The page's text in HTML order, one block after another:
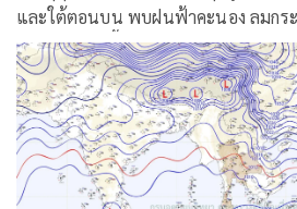
และใต้ตอนบน พบฝนฟ้าคะนอง ลมกระ
ฟ้าผ่าในบางพื้นที่ ขณะที่คลื่นลมทะเล
กำลังแรงขึ้น ชาวเรือควรเพิ่มความระมั
ใต้ต้นไม้ใหญ่ และสิ่งปลูกสร้างที่ไม่แข็